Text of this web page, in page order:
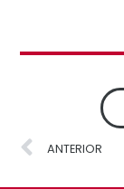
ANTERIOR